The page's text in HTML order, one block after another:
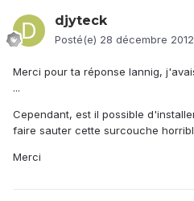
djyteck
Posté(e) 28 décembre 2012
Merci pour ta réponse lannig,
...
Cependant, est il possible
faire sauter cette surcouche
Merci